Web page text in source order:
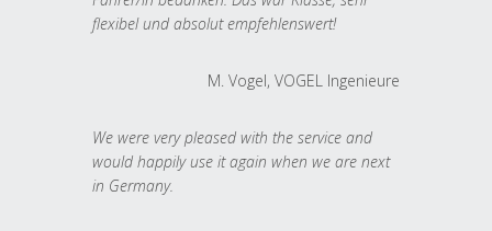
flexibel und absolut empfehlenswert!
M. Vogel, VOGEL Ingenieure
We were very pleased with the service and
would happily use it again when we are next
in Germany.